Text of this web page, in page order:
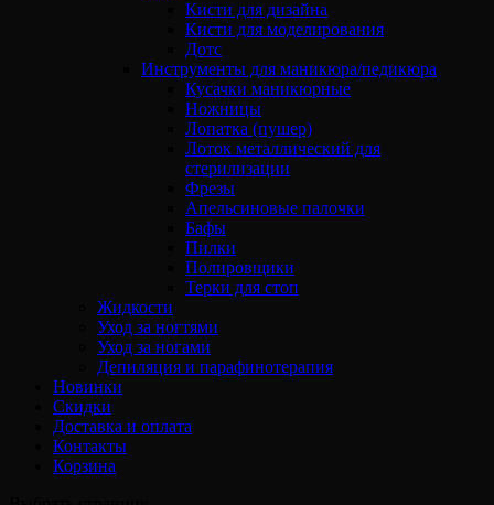
Кисти для дизайна
Кисти для моделирования
Дотс
Инструменты для маникюра/педикюра
Кусачки маникюрные
Ножницы
Лопатка (пушер)
Лоток металлический для
стерилизации
Фрезы
Апельсиновые палочки
Бафы
Пилки
Полировщики
Терки для стоп
Жидкости
Уход за ногтями
Уход за ногами
Депиляция и парафинотерапия
Новинки
Скидки
Доставка и оплата
Контакты
Корзина